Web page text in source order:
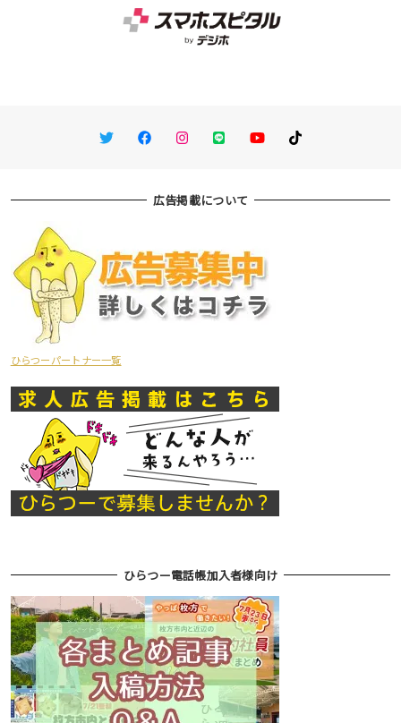
TwitterFacebookInstagram
LINE You TubeTikTok
広告掲載について
ひらつーパートナー一覧
ひらつー電話帳加入者様向け